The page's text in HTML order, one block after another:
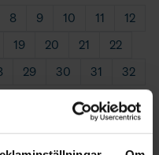
8 9 10 11
12
19 20 21
22
29 30 31
32